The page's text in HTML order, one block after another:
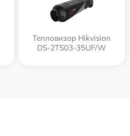
Тепловизор Hikvision
DS-2TS03-35UF/W